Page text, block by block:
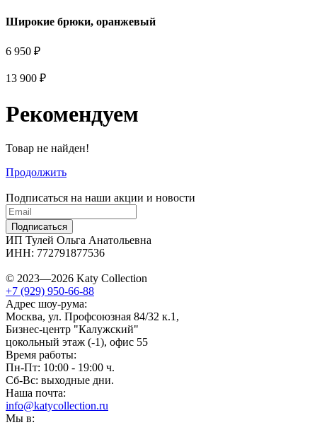
Широкие брюки, оранжевый
6 950 ₽
13 900 ₽
Рекомендуем
Товар не найден!
Продолжить
Подписаться на наши акции и новости
Подписаться
ИП Тулей Ольга Анатольевна
ИНН: 772791877536
© 2023—2026 Katy Collection
+7 (929) 950-66-88
Адрес шоу-рума:
Москва, ул. Профсоюзная 84/32 к.1,
Бизнес-центр "Калужский"
цокольный этаж (-1), офис 55
Время работы:
Пн-Пт: 10:00 - 19:00 ч.
Сб-Вс: выходные дни.
Наша почта:
info@katycollection.ru
Мы в: